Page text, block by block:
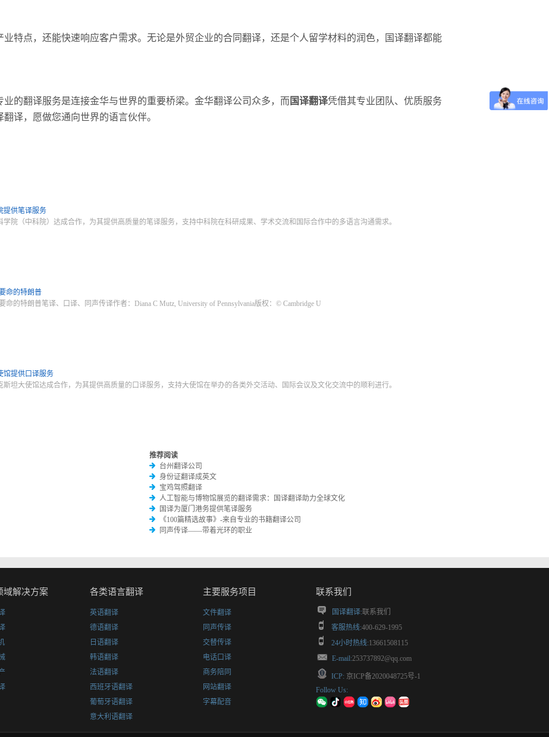
特点，还能快速响应客户需求。无论是外贸企业的合同翻译，还是个人留学材料的润色，国译翻译都能
的翻译服务是连接金华与世界的重要桥梁。金华翻译公司众多，而 国译翻译凭借其专业团队、优质服务
译，愿做您通向世界的语言伙伴。
提供笔译服务
学院（中科院）达成合作，为其提供高质量的笔译服务，支持中科院在科研成果、学术交流和国际合作中的多语言沟通需求。
命的特朗普
命的特朗普笔译、口译、同声传译作者：Diana C Mutz, University of Pennsylvania版权：© Cambridge U
馆提供口译服务
斯坦大使馆达成合作，为其提供高质量的口译服务，支持大使馆在举办的各类外交活动、国际会议及文化交流中的顺利进行。
推荐阅读
台州翻译公司
身份证翻译成英文
宝鸡驾照翻译
人工智能与博物馆展览的翻译需求：国译翻译助力全球文化
国译为厦门港务提供笔译服务
《100篇精选故事》-来自专业的书籍翻译公司
同声传译——带着光环的职业
域解决方案 各类语言翻译
英语翻译
德语翻译
日语翻译
韩语翻译
法语翻译
西班牙语翻译
葡萄牙语翻译
意大利语翻译
主要服务项目
文件翻译
同声传译
交替传译
电话口译
商务陪同
网站翻译
字幕配音
联系我们
国译翻译:联系我们
客服热线:400-629-1995
24小时热线:13661508115
E-mail:253737892@qq.com
ICP: 京ICP备2020048725号-1
Follow Us: